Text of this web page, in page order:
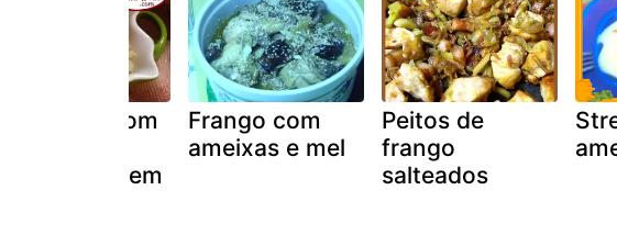
com
em
Frango com
ameixas e mel
Peitos de
frango
salteados